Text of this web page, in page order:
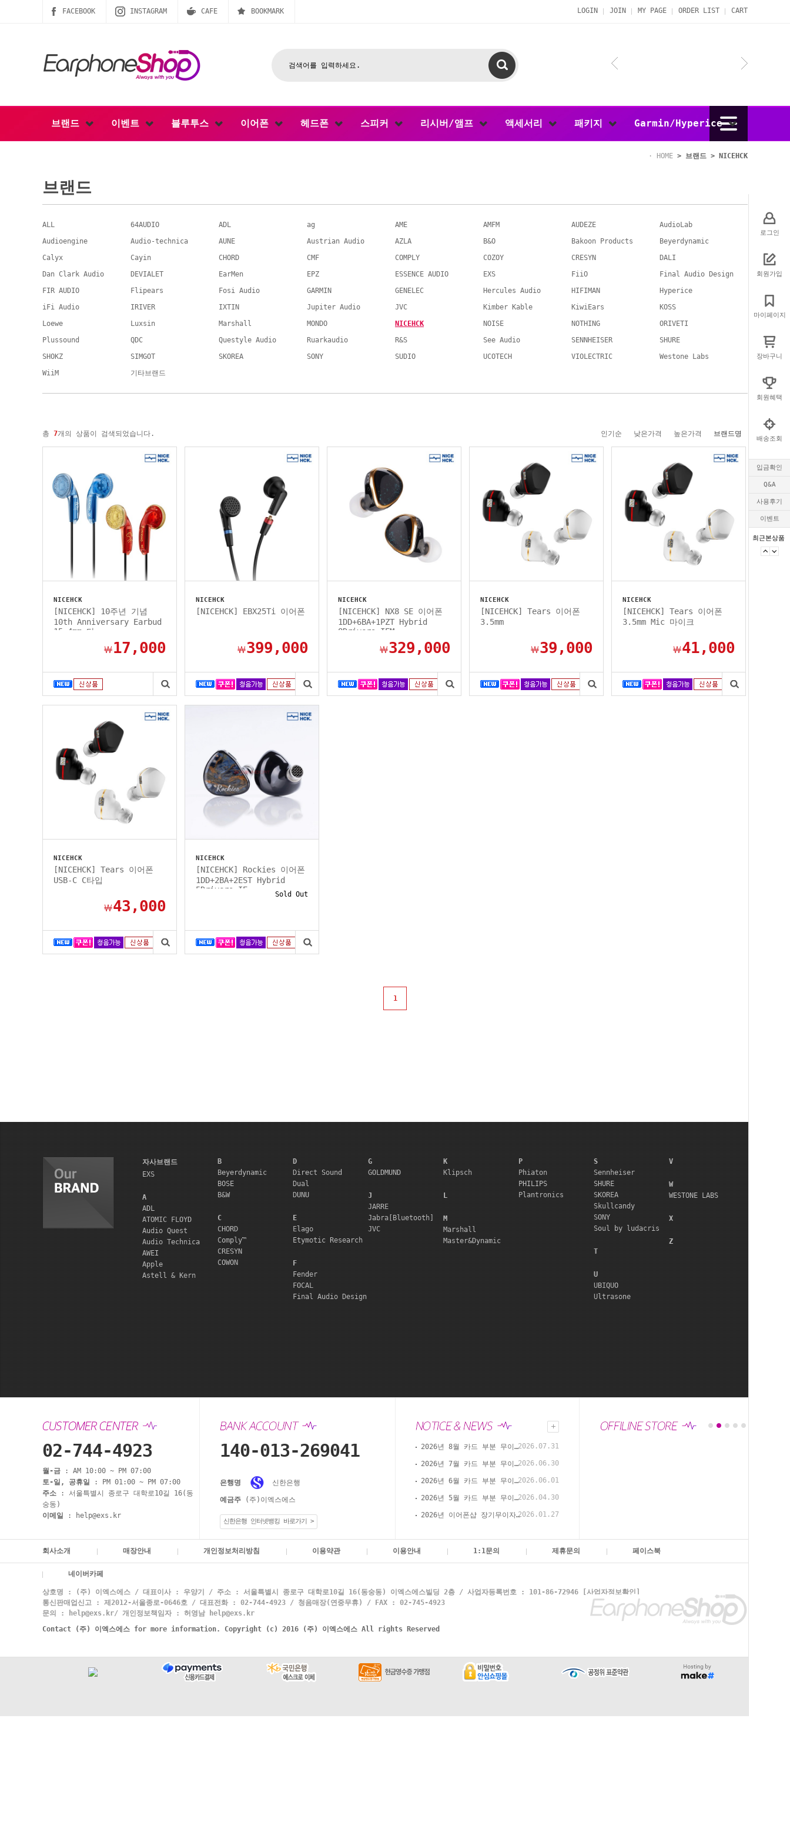
로그인
회원가입
마이페이지
장바구니
회원혜택
배송조회
입금확인
Q&A
사용후기
이벤트
최근본상품
FACEBOOK INSTAGRAM CAFE BOOKMARK LOGIN JOIN MY PAGE ORDER LIST CART
브랜드 이벤트 블루투스 이어폰 헤드폰 스피커 리시버/앰프 액세서리 패키지 Garmin/Hyperice
HOME > 브랜드 > NICEHCK
브랜드
ALL 64AUDIO ADL ag AME AMFM AUDEZE
AudioLab
Audioengine
Audio-technica AUNE Austrian Audio AZLA B&O Bakoon Products
Beyerdynamic
Calyx
Cayin CHORD CMF COMPLY COZOY CRESYN
DALI
Dan Clark Audio
DEVIALET EarMen EPZ ESSENCE AUDIO EXS FiiO
Final Audio Design
FIR AUDIO
Flipears Fosi Audio GARMIN GENELEC Hercules Audio HIFIMAN
Hyperice
iFi Audio
IRIVER IXTIN Jupiter Audio JVC Kimber Kable KiwiEars
KOSS
Loewe
Luxsin Marshall MONDO NICEHCK NOISE NOTHING
ORIVETI
Plussound
QDC Questyle Audio Ruarkaudio R&S See Audio SENNHEISER
SHURE
SHOKZ
SIMGOT SKOREA SONY SUDIO UCOTECH VIOLECTRIC
Westone Labs
WiiM
기타브랜드
총 7개의 상품이 검색되었습니다. 인기순 낮은가격 높은가격 브랜드명
NICEHCK
[NICEHCK] 10주년 기념
10th Anniversary Earbud
15.4mm 다...
￦17,000
NICEHCK
[NICEHCK] EBX25Ti 이어폰
￦399,000
NICEHCK
[NICEHCK] NX8 SE 이어폰
1DD+6BA+1PZT Hybrid
8Drivers IEM
￦329,000
NICEHCK
[NICEHCK] Tears 이어폰
3.5mm
￦39,000
NICEHCK
[NICEHCK] Tears 이어폰
3.5mm Mic 마이크
￦41,000
NICEHCK
[NICEHCK] Tears 이어폰
USB-C C타입
￦43,000
NICEHCK
[NICEHCK] Rockies 이어폰
1DD+2BA+2EST Hybrid
5Drivers IE...
Sold Out
1
자사브랜드
EXS
A
ADL
ATOMIC FLOYD
Audio Quest
Audio Technica
AWEI
Apple
Astell & Kern
B
Beyerdynamic
BOSE
B&W
C
CHORD
Comply™
CRESYN
COWON
D
Direct Sound
Dual
DUNU
E
Elago
Etymotic Research
F
Fender
FOCAL
Final Audio Design
G
GOLDMUND
J
JARRE
Jabra[Bluetooth]
JVC
K
Klipsch
L
M
Marshall
Master&Dynamic
P
Phiaton
PHILIPS
Plantronics
S
Sennheiser
SHURE
SKOREA
Skullcandy
SONY
Soul by ludacris
T
U
UBIQUO
Ultrasone
V
W
WESTONE LABS
X
Z
02-744-4923
월-금 : AM 10:00 ~ PM 07:00
토-일, 공휴일
: PM 01:00 ~ PM 07:00
주소 : 서울특별시 종로구 대학로10길 16(동
숭동)
이메일
: help@exs.kr
140-013-269041
은행명 신한은행
예금주 (주)이엑스에스
신한은행 인터넷뱅킹 바로가기 >
2026년 8월 카드 부분 무이자 할부 안내(이어폰샵 온라인 결제)2026.07.31
2026년 7월 카드 부분 무이자 할부 안내(이어폰샵 온라인 결제)2026.06.30
2026년 6월 카드 부분 무이자 할부 안내(이어폰샵 온라인 결제)2026.06.01
2026년 5월 카드 부분 무이자 할부 안내(이어폰샵 온라인 결제)2026.04.30
2026년 이어폰샵 장기무이자 할부 이벤트2026.01.27
회사소개 매장안내 개인정보처리방침 이용약관 이용안내 1:1문의 제휴문의 페이스북
네이버카페
상호명 : (주) 이엑스에스 / 대표이사 : 우양기 / 주소 : 서울특별시 종로구 대학로10길 16(동숭동) 이엑스에스빌딩 2층 / 사업자등록번호 : 101-86-72946
[사업자정보확인]
통신판매업신고 : 제2012-서울종로-0646호 / 대표전화 : 02-744-4923 / 청음매장(연중무휴) / FAX : 02-745-4923
문의 : help@exs.kr/ 개인정보책임자 : 허영남 help@exs.kr
Contact (주) 이엑스에스 for more information. Copyright (c) 2016 (주) 이엑스에스 All rights Reserved